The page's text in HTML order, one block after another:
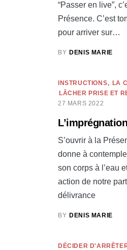
“Passer en live”,
Présence. C’est
pour arriver sur…
BY DENIS MARIE
INSTRUCTIONS
LA
LÂCHER PRISE ET
27 MARS 2022
S’ouvrir à la
donne à
son corps à l’eau
action de notre
délivrance
BY DENIS MARIE
DÉCIDER